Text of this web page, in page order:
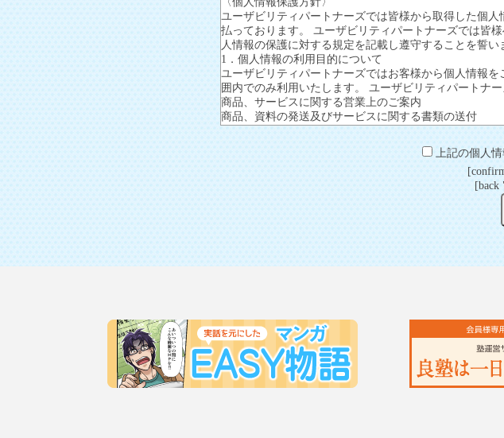
ユーザビリティパートナーズでは皆様から取得した個
払っております。 ユーザビリティパートナーズでは皆
人情報の保護に対する規定を記載し遵守することを誓い
1．個人情報の利用目的について
ユーザビリティパートナーズではお客様から個人情報
囲内でのみ利用いたします。 ユーザビリティパートナ
商品、サービスに関する営業上のご案内
商品、資料の発送及びサービスに関する書類の送付
ユーザビリティは以下のいずれかの場合を除いて、お
「人の生命、身体又は財産の保護のために必要がある
っていると認められる水準の委託先を選定し、委託先
個人情報の漏洩などが無い様、適切な管理を実施させて
4.個人情報の開示の請求について
お客様はユーザビリティに対してご自身の個人情報の
または消去、第三者への提供の停止）に関して、当社
上記の個人